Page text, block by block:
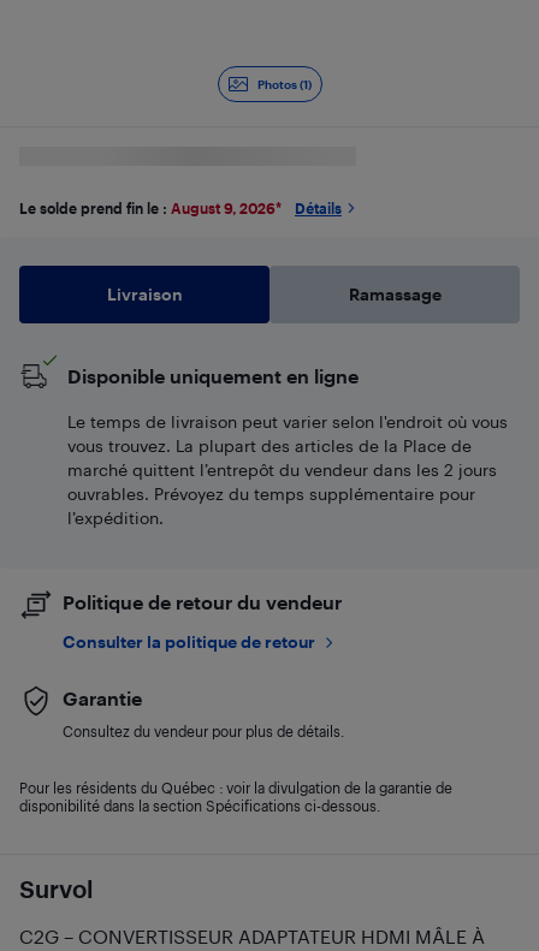
Photos (1)
Survol
C2G – CONVERTISSEUR ADAPTATEUR HDMI MÂLE À
Le solde prend fin le : August 9, 2026* Détails
Livraison Ramassage
Disponible uniquement en ligne
Le temps de livraison peut varier selon l'endroit où vous
vous trouvez. La plupart des articles de la Place de
marché quittent l’entrepôt du vendeur dans les 2 jours
ouvrables. Prévoyez du temps supplémentaire pour
l’expédition.
Politique de retour du vendeur
Consulter la politique de retour
Garantie
Consultez du vendeur pour plus de détails.
Pour les résidents du Québec : voir la divulgation de la garantie de
disponibilité dans la section Spécifications ci-dessous.